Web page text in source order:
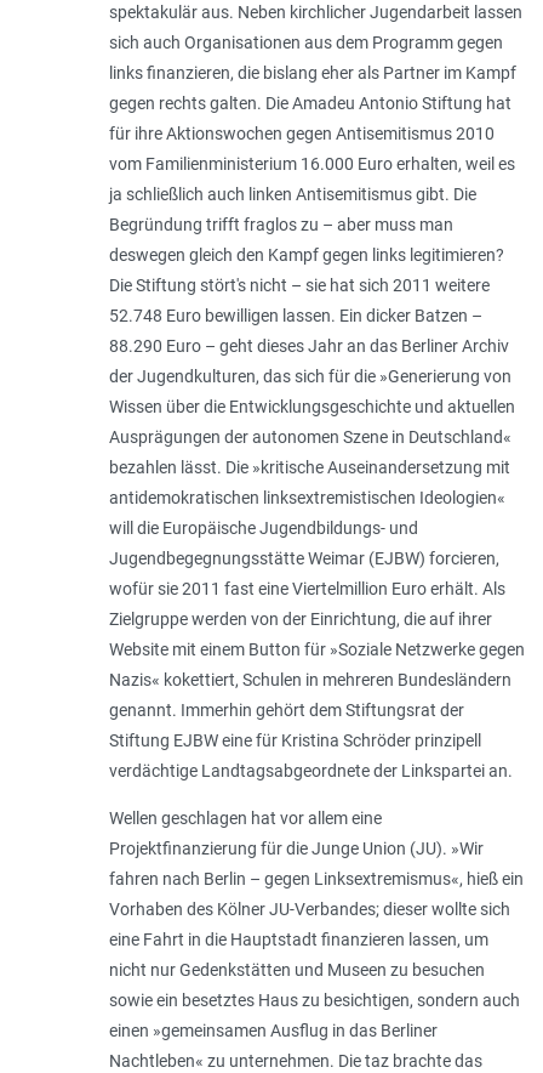
spektakulär aus. Neben kirchlicher Jugendarbeit lassen
sich auch Organisationen aus dem Programm gegen
links finanzieren, die bislang eher als Partner im Kampf
gegen rechts galten. Die Amadeu Antonio Stiftung hat
für ihre Aktionswochen gegen Antisemitismus 2010
vom Familienministerium 16.000 Euro erhalten, weil es
ja schließlich auch linken Antisemitismus gibt. Die
Begründung trifft fraglos zu – aber muss man
deswegen gleich den Kampf gegen links legitimieren?
Die Stiftung stört's nicht – sie hat sich 2011 weitere
52.748 Euro bewilligen lassen. Ein dicker Batzen –
88.290 Euro – geht dieses Jahr an das Berliner Archiv
der Jugendkulturen, das sich für die »Generierung von
Wissen über die Entwicklungsgeschichte und aktuellen
Ausprägungen der autonomen Szene in Deutschland«
bezahlen lässt. Die »kritische Auseinandersetzung mit
antidemokratischen linksextremistischen Ideologien«
will die Europäische Jugendbildungs- und
Jugendbegegnungsstätte Weimar (EJBW) forcieren,
wofür sie 2011 fast eine Viertelmillion Euro erhält. Als
Zielgruppe werden von der Einrichtung, die auf ihrer
Website mit einem Button für »Soziale Netzwerke gegen
Nazis« kokettiert, Schulen in mehreren Bundesländern
genannt. Immerhin gehört dem Stiftungsrat der
Stiftung EJBW eine für Kristina Schröder prinzipell
verdächtige Landtagsabgeordnete der Linkspartei an.
Wellen geschlagen hat vor allem eine
Projektfinanzierung für die Junge Union (JU). »Wir
fahren nach Berlin – gegen Linksextremismus«, hieß ein
Vorhaben des Kölner JU-Verbandes; dieser wollte sich
eine Fahrt in die Hauptstadt finanzieren lassen, um
nicht nur Gedenkstätten und Museen zu besuchen
sowie ein besetztes Haus zu besichtigen, sondern auch
einen »gemeinsamen Ausflug in das Berliner
Nachtleben« zu unternehmen. Die taz brachte das